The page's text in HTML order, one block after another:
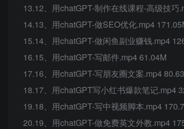
13.12、用chatGPT-制作在线课程-高级技巧
14.13、用chatGPT-做SEO优化.mp4
15.14、用chatGPT-做闲鱼副业赚钱.mp4
16.15、用chatGPT-写邮件.mp4 61.04M
17.16、用chatGPT-写朋友圈文案.mp4
18.17、用chatGPT写小红书爆款笔记.mp4
19.18、用chatGPT-写中视频脚本.mp4
20.19、用chatGPT-做免费英文外教.mp4